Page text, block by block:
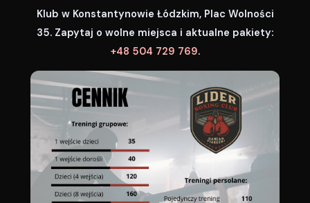
Klub w Konstantynowie Łódzkim, Plac Wolności
35. Zapytaj o wolne miejsca i aktualne pakiety:
+48 504 729 769.